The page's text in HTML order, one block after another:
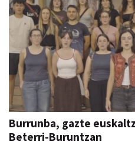
Burrunba, gazte
Beterri-Buruntzan